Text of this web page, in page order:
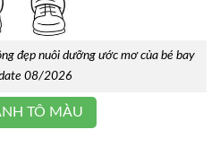
đẹp nuôi dưỡng ước mơ của bé bay
08/2026
TÔ MÀU